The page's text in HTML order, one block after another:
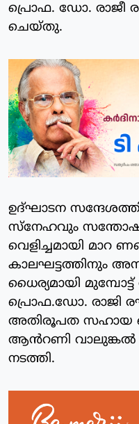
പ്രൊഫ. ഡോ. രാജീ
ചെയ്തു.
ഉദ്ഘാടന
സ്നേഹവും
വെളിച്ചമായി മാറ
കാലഘട്ടത്തിനും
ധൈര്യമായി
പ്രൊഫ.ഡോ. രാജി
അതിരൂപത സഹായ
ആൻറണി വാലുങ്കൽ
നടത്തി.